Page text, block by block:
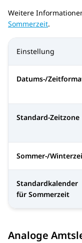
Weitere
Sommerzeit.
Einstellung
Datums-/
Standard-Zeitzone
Sommer-/
Standardkalender
für Sommerzeit
Analoge